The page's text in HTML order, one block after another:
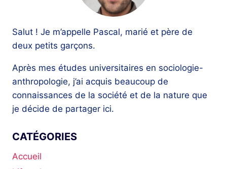
Salut ! Je m’appelle Pascal, marié et père de
deux petits garçons.
Après mes études universitaires en sociologie-
anthropologie, j’ai acquis beaucoup de
connaissances de la société et de la nature que
je décide de partager ici.
CATÉGORIES
Accueil